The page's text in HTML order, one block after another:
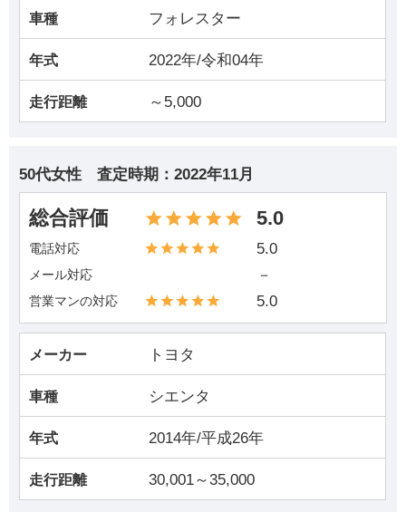
車種 フォレスター
年式 2022年/令和04年
走行距離 ～5,000
50代女性 査定時期： 2022年11月
総合評価 5.0
電話対応 5.0
メール対応 －
営業マンの対応 5.0
メーカー トヨタ
車種 シエンタ
年式 2014年/平成26年
走行距離 30,001～35,000